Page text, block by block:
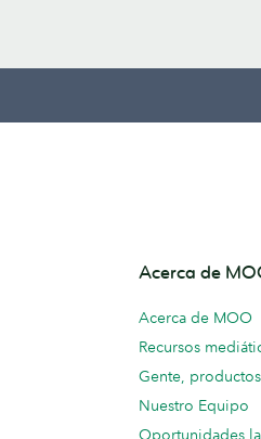
Acerca de
Acerca de MOO
Recursos
Gente,
Nuestro Equipo
Oportunidades